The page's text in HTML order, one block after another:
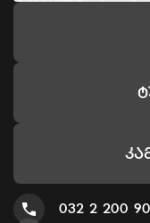
032 2 200